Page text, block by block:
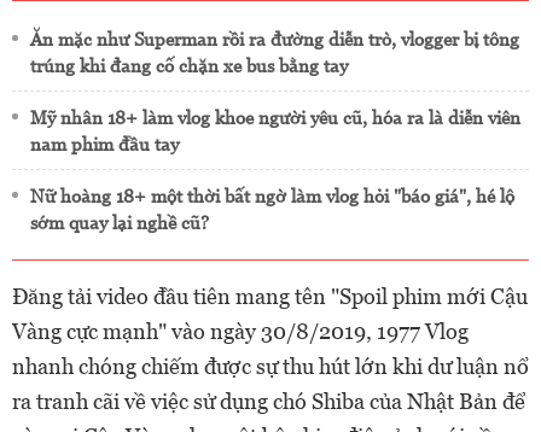
Ăn mặc như Superman rồi ra đường diễn trò, vlogger bị tông
trúng khi đang cố chặn xe bus bằng tay
Mỹ nhân 18+ làm vlog khoe người yêu cũ, hóa ra là diễn viên
nam phim đầu tay
Nữ hoàng 18+ một thời bất ngờ làm vlog hỏi "báo giá", hé lộ
sớm quay lại nghề cũ?
Đăng tải video đầu tiên mang tên "Spoil phim mới Cậu
Vàng cực mạnh" vào ngày 30/8/2019, 1977 Vlog
nhanh chóng chiếm được sự thu hút lớn khi dư luận nổ
ra tranh cãi về việc sử dụng chó Shiba của Nhật Bản để